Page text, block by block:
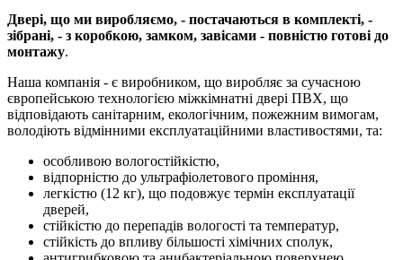
Двері, що ми виробляємо, - постачаються в комплекті, -
зібрані, - з коробкою, замком, завісами - повністю готові до
монтажу.
Наша компанія - є виробником, що виробляє за сучасною
європейською технологією міжкімнатні двері ПВХ, що
відповідають санітарним, екологічним, пожежним вимогам,
володіють відмінними експлуатаційними властивостями, та:
особливою вологостійкістю,
відпорністю до ультрафіолетового проміння,
легкістю (12 кг), що подовжує термін експлуатації
дверей,
стійкістю до перепадів вологості та температур,
стійкість до впливу більшості хімічних сполук,